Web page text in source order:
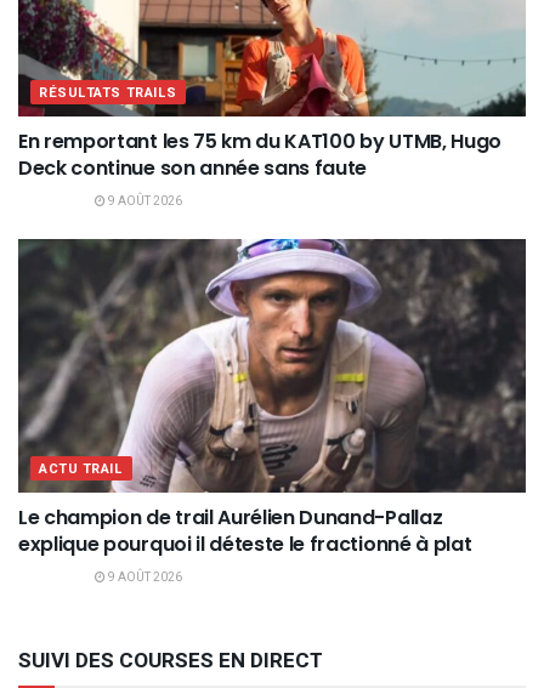
RÉSULTATS TRAILS
En remportant les 75 km du KAT100 by UTMB, Hugo
Deck continue son année sans faute
9 AOÛT 2026
ACTU TRAIL
Le champion de trail Aurélien Dunand-Pallaz
explique pourquoi il déteste le fractionné à plat
9 AOÛT 2026
SUIVI DES COURSES EN DIRECT